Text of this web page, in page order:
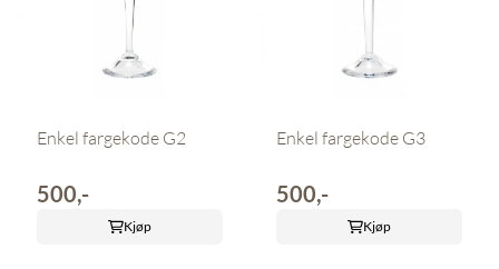
Enkel fargekode G2
500,-
Kjøp
Enkel fargekode G3
500,-
Kjøp